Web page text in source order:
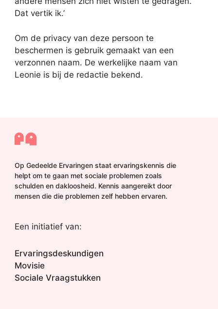
Dat vertik ik.’
Om de privacy van deze persoon te
beschermen is gebruik gemaakt van een
verzonnen naam. De werkelijke naam van
Leonie is bij de redactie bekend.
Op Gedeelde Ervaringen staat ervaringskennis die
helpt om te gaan met sociale problemen zoals
schulden en dakloosheid. Kennis aangereikt door
mensen die die problemen zelf hebben ervaren.
Een initiatief van:
Ervaringsdeskundigen
Movisie
Sociale Vraagstukken